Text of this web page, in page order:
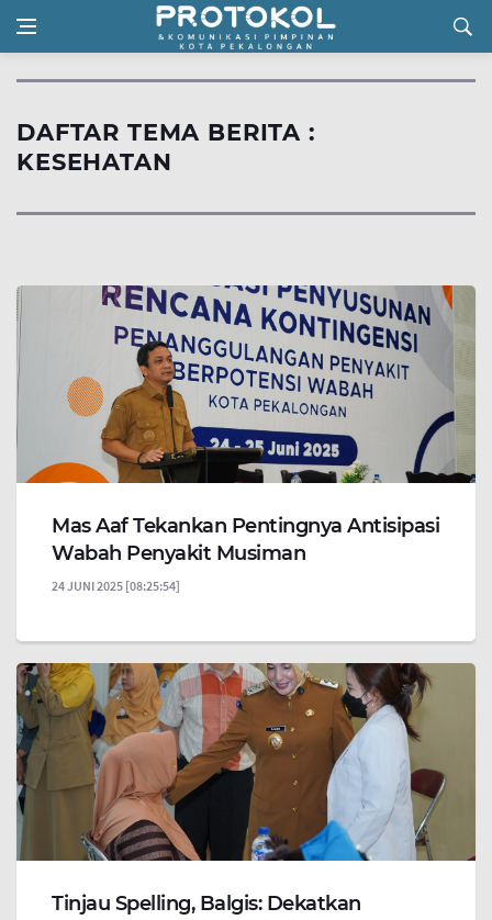
DAFTAR TEMA BERITA :
KESEHATAN
Mas Aaf Tekankan Pentingnya Antisipasi
Wabah Penyakit Musiman
24 JUNI 2025 [08:25:54]
Tinjau Spelling, Balgis: Dekatkan